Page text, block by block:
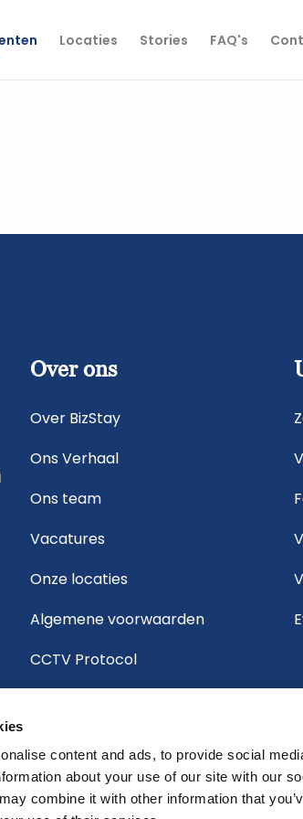
content and ads, to provide social
about your use of our site with our
combine it with other information that
(current)
Locaties Stories FAQ's
Over ons
Over BizStay
Ons Verhaal
Ons team
Vacatures
Onze locaties
Algemene voorwaarden
CCTV Protocol